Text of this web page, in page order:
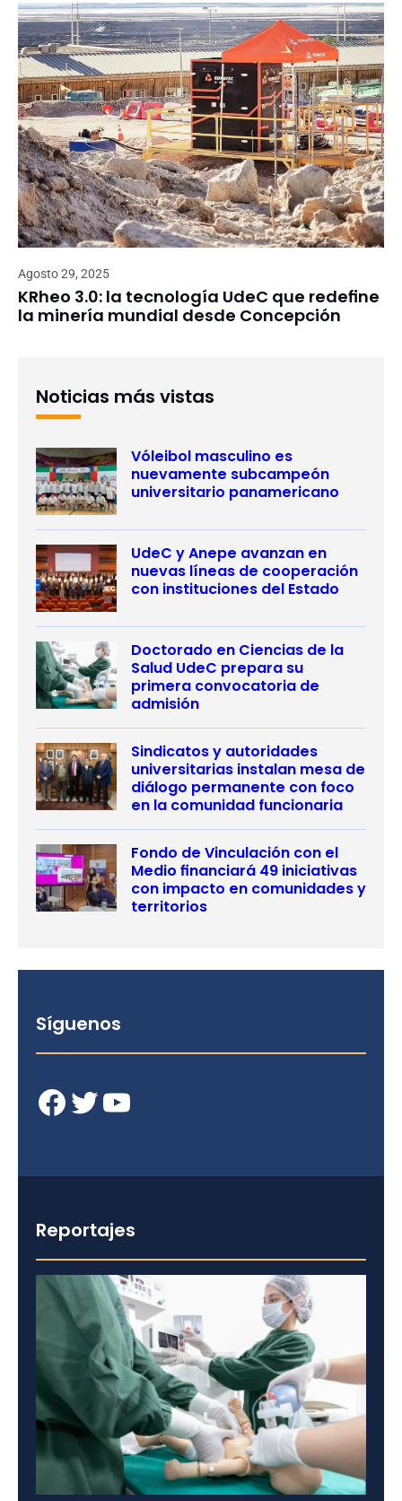
Agosto 29, 2025
KRheo 3.0: la tecnología UdeC que redefine
la minería mundial desde Concepción
Noticias más vistas
Vóleibol masculino es
nuevamente subcampeón
universitario panamericano
UdeC y Anepe avanzan en
nuevas líneas de cooperación
con instituciones del Estado
Doctorado en Ciencias de la
Salud UdeC prepara su
primera convocatoria de
admisión
Sindicatos y autoridades
universitarias instalan mesa de
diálogo permanente con foco
en la comunidad funcionaria
Fondo de Vinculación con el
Medio financiará 49 iniciativas
con impacto en comunidades y
territorios
Síguenos
Facebook Twitter YouTube
Reportajes